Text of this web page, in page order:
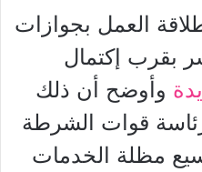
العمل بجوازات
بقرب إكتمال
وأوضح أن ذلك
قوات الشرطة
مظلة الخدمات